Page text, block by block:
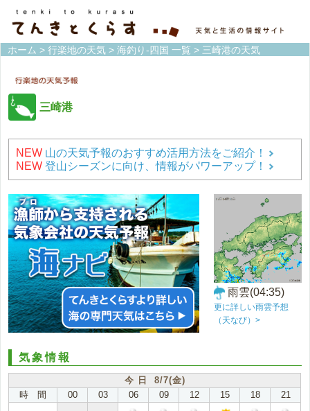
ホーム > 行楽地の天気 > 海釣り-四国 一覧 > 三崎港の天気
三崎港
NEW 山の天気予報のおすすめ活用方法をご紹介！
NEW 登山シーズンに向け、情報がパワーアップ！
雨雲(04:35)
更に詳しい雨雲予想
（天なび）>
気象情報
今 日 8/7(金)
時 間
00 03 06 09 12 15 18 21